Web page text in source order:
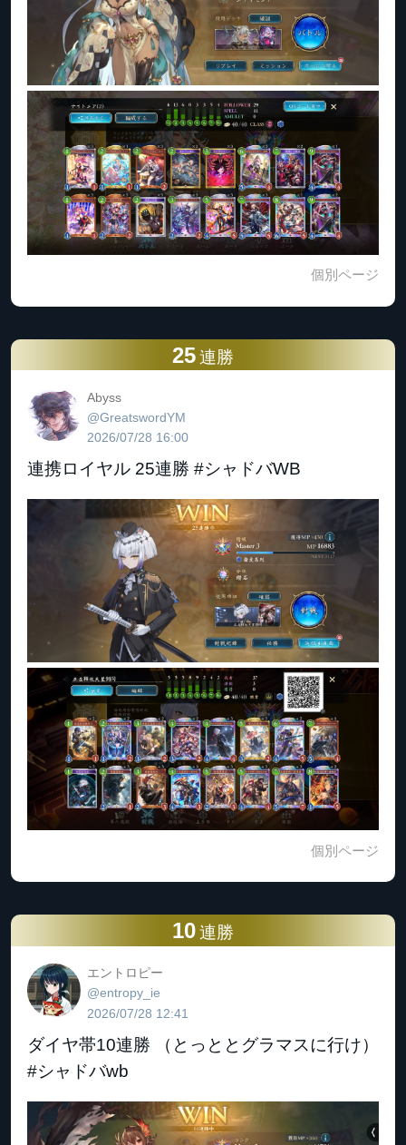
個別ページ
25 連勝
Abyss
@GreatswordYM
2026/07/28 16:00
連携ロイヤル 25連勝 #シャドバWB
個別ページ
10 連勝
エントロピー
@entropy_ie
2026/07/28 12:41
ダイヤ帯10連勝 （とっととグラマスに行け）
#シャドバwb